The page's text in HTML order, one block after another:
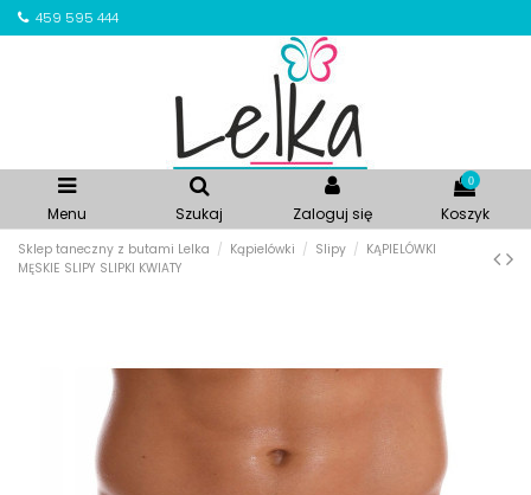
459 595 444
Menu Szukaj Zaloguj się
0
Koszyk
Sklep taneczny z butami Lelka Kąpielówki Slipy
KĄPIELÓWKI
MĘSKIE SLIPY SLIPKI KWIATY